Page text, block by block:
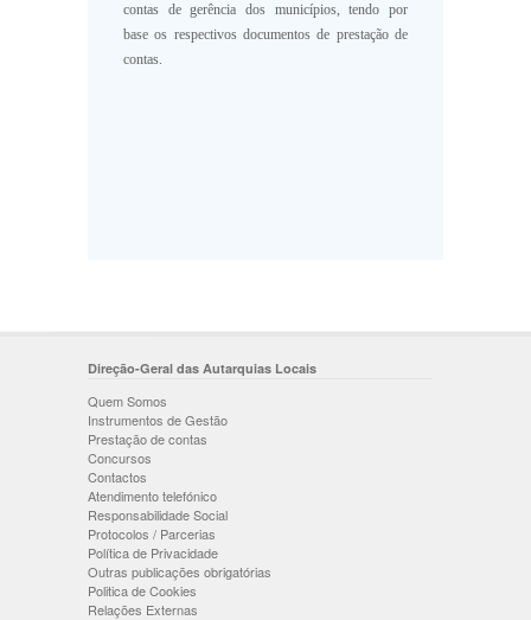
contas de gerência dos municípios, tendo por
base os respectivos documentos de prestação de
contas.
Direção-Geral das Autarquias Locais
Quem Somos
Instrumentos de Gestão
Prestação de contas
Concursos
Contactos
Atendimento telefónico
Responsabilidade Social
Protocolos / Parcerias
Política de Privacidade
Outras publicações obrigatórias
Politica de Cookies
Relações Externas